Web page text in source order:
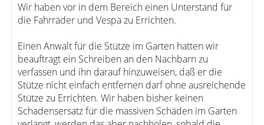
Wir haben vor in dem Bereich einen Unterstand für
die Fahrräder und Vespa zu Errichten.
Einen Anwalt für die Stütze im Garten hatten wir
beauftragt ein Schreiben an den Nachbarn zu
verfassen und ihn darauf hinzuweisen, daß er die
Stütze nicht einfach entfernen darf ohne ausreichende
Stütze zu Errichten. Wir haben bisher keinen
Schadensersatz für die massiven Schäden im Garten